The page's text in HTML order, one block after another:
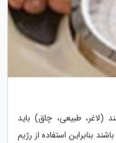
(لاغر، طبیعی، چاق) باید
بنابراین استفاده از رژیم